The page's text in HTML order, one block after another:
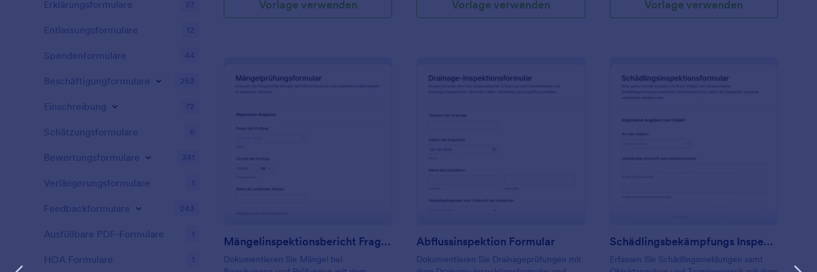
Vorlage verwenden Vorlage verwenden Vorlage verwenden
Mängelinspektionsbericht Fragebogen
Dokumentieren Sie Mängel bei
Abflussinspektion Formular
Dokumentieren Sie Drainageprüfungen mit
Schädlingsbekämpfungs Inspektionsformular
Erfassen Sie Schädlingsmeldungen samt
Erklärungsformulare 27
Entlassungsformulare 12
Spendenformulare 44
Beschäftigungformulare 263
Einschreibung 72
Schätzungsformulare 6
Bewertungsformulare 341
Verlängerungsformulare 1
Feedbackformulare 243
Ausfüllbare PDF-Formulare 1
HOA Formulare 1